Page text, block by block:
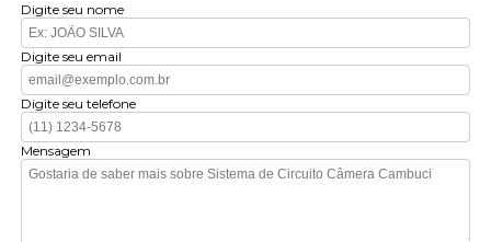
Digite seu nome
Digite seu email
Digite seu telefone
Mensagem